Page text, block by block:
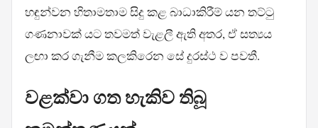
හඳුන්වන හිතාමතාම සිදු කළ බාධාකිරීම් යන තට්ටු
ගණනාවක් යට තවමත් වැළලී ඇති අතර, ඒ සත්‍යය
ලඟා කර ගැනීම කලකිරෙන සේ දුරස්ථ ව පවතී.
වළක්වා ගත හැකිව තිබූ